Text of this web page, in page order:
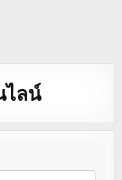
ไลน์